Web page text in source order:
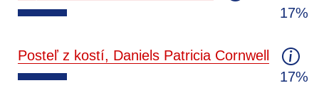
17%
Posteľ z kostí, Daniels Patricia Cornwell
17%